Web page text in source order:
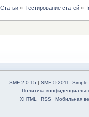
Статьи» Тестирование статей»
SMF 2.0.15 | SMF © 2011
Simple
Политика
XHTML
RSS Мобильная